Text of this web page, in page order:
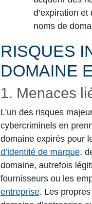
d’expiration
noms de
RISQUES
DOMAINE
1. Menaces
L’un des risques
cybercriminels en
domaine expirés pour
d’identité de marque,
domaine, autrefois
fournisseurs ou les
entreprise. Les